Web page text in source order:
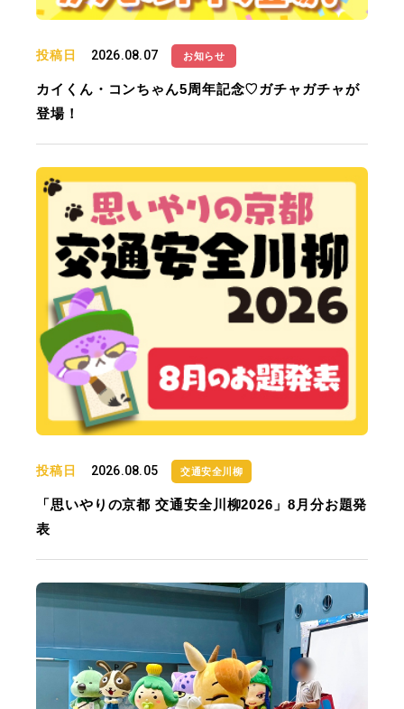
投稿日 2026.08.07 お知らせ
カイくん・コンちゃん5周年記念♡ガチャガチャが
登場！
投稿日 2026.08.05 交通安全川柳
「思いやりの京都 交通安全川柳2026」8月分お題発
表